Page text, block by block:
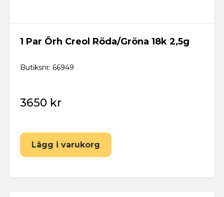
1 Par Örh Creol Röda/Gröna 18k 2,5g
Butiksnr: 66949
3650 kr
Lägg i varukorg